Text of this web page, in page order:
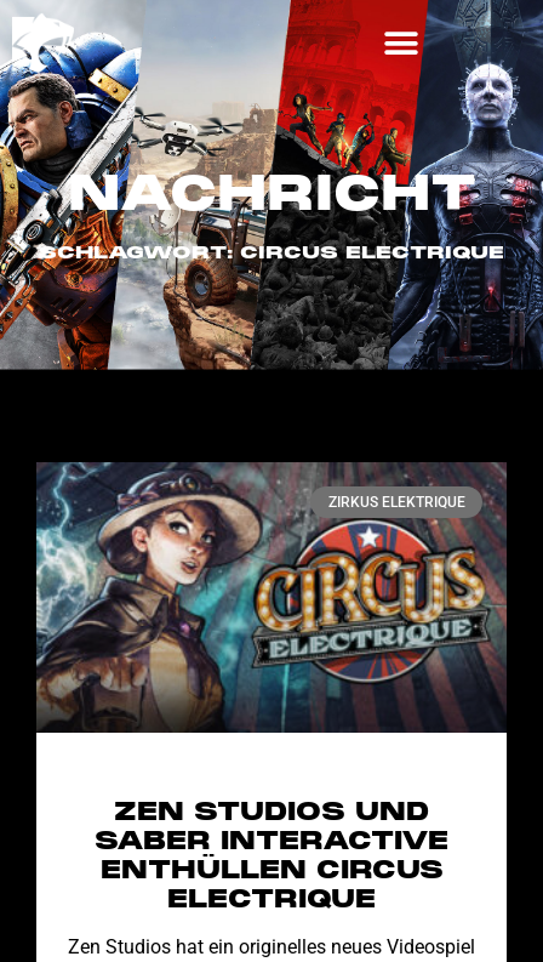
NACHRICHT
SCHLAGWORT: CIRCUS ELECTRIQUE
ZIRKUS ELEKTRIQUE
ZEN STUDIOS UND
SABER INTERACTIVE
ENTHÜLLEN CIRCUS
ELECTRIQUE
Zen Studios hat ein originelles neues Videospiel